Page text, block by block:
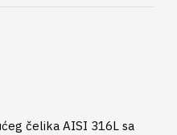
čelika AISI 316L sa